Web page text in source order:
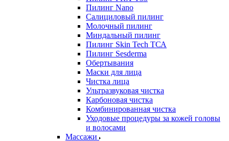
Пилинг Nano
Салициловый пилинг
Молочный пилинг
Миндальный пилинг
Пилинг Skin Tech ТСА
Пилинг Sesderma
Обертывания
Маски для лица
Чистка лица
Ультразвуковая чистка
Карбоновая чистка
Комбинированная чистка
Уходовые процедуры за кожей головы
и волосами
Массажи